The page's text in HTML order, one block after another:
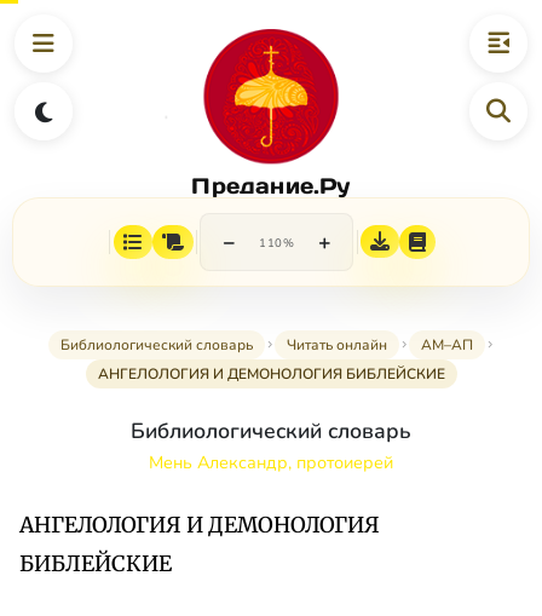
Предание.Ру
− 110% +
Библиологический словарь Читать онлайн
АМ–АП
АНГЕЛОЛОГИЯ И ДЕМОНОЛОГИЯ БИБЛЕЙСКИЕ
Библиологический словарь
Мень Александр, протоиерей
АНГЕЛОЛОГИЯ И ДЕМОНОЛОГИЯ
БИБЛЕЙСКИЕ